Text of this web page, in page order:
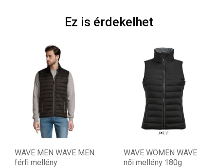
Ez is érdekelhet
WAVE MEN WAVE MEN
férfi mellény
WAVE WOMEN WAVE
női mellény 180g